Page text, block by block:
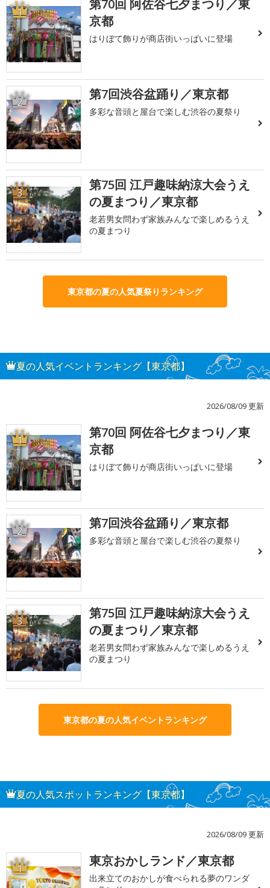
1
第70回 阿佐谷七夕まつり／東
京都
はりぼて飾りが商店街いっぱいに登場
2 第7回渋谷盆踊り／東京都
多彩な音頭と屋台で楽しむ渋谷の夏祭り
3
第75回 江戸趣味納涼大会うえ
の夏まつり／東京都
老若男女問わず家族みんなで楽しめるうえ
の夏まつり
東京都の夏の人気夏祭りランキング
夏の人気イベントランキング【東京都】
2026/08/09 更新
1
第70回 阿佐谷七夕まつり／東
京都
はりぼて飾りが商店街いっぱいに登場
2 第7回渋谷盆踊り／東京都
多彩な音頭と屋台で楽しむ渋谷の夏祭り
3
第75回 江戸趣味納涼大会うえ
の夏まつり／東京都
老若男女問わず家族みんなで楽しめるうえ
の夏まつり
東京都の夏の人気イベントランキング
夏の人気スポットランキング【東京都】
2026/08/09 更新
1 東京おかしランド／東京都
出来立てのおかしが食べられる夢のワンダ